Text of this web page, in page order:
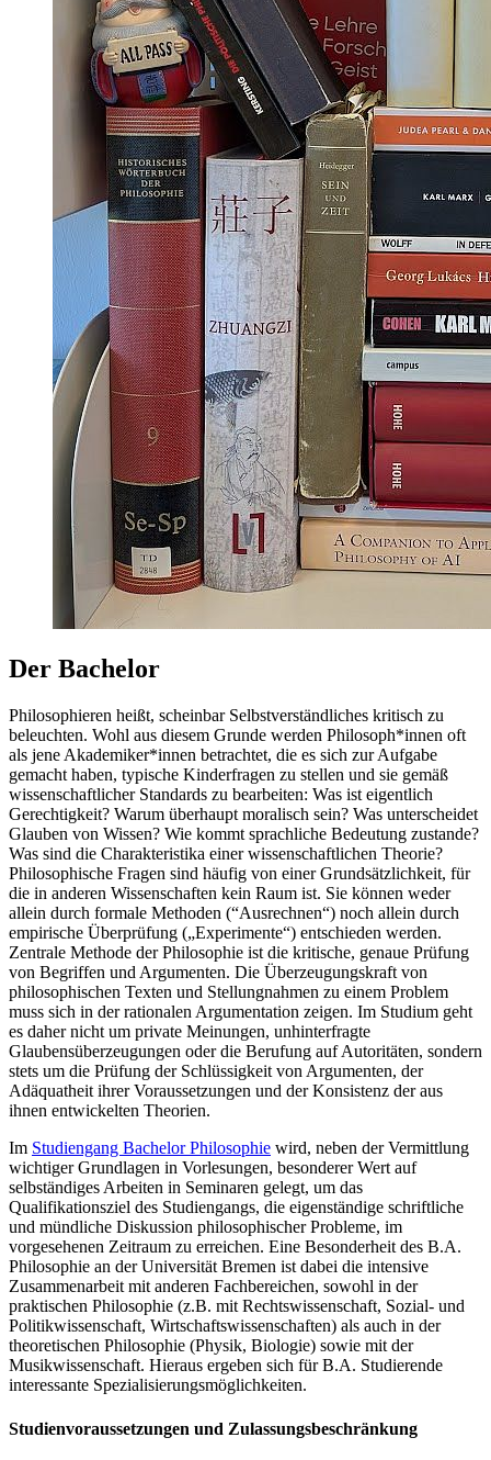
Der Bachelor
Philosophieren heißt, scheinbar Selbstverständliches kritisch zu
beleuchten. Wohl aus diesem Grunde werden Philosoph*innen oft
als jene Akademiker*innen betrachtet, die es sich zur Aufgabe
gemacht haben, typische Kinderfragen zu stellen und sie gemäß
wissenschaftlicher Standards zu bearbeiten: Was ist eigentlich
Gerechtigkeit? Warum überhaupt moralisch sein? Was unterscheidet
Glauben von Wissen? Wie kommt sprachliche Bedeutung zustande?
Was sind die Charakteristika einer wissenschaftlichen Theorie?
Philosophische Fragen sind häufig von einer Grundsätzlichkeit, für
die in anderen Wissenschaften kein Raum ist. Sie können weder
allein durch formale Methoden (“Ausrechnen“) noch allein durch
empirische Überprüfung („Experimente“) entschieden werden.
Zentrale Methode der Philosophie ist die kritische, genaue Prüfung
von Begriffen und Argumenten. Die Überzeugungskraft von
philosophischen Texten und Stellungnahmen zu einem Problem
muss sich in der rationalen Argumentation zeigen. Im Studium geht
es daher nicht um private Meinungen, unhinterfragte
Glaubensüberzeugungen oder die Berufung auf Autoritäten, sondern
stets um die Prüfung der Schlüssigkeit von Argumenten, der
Adäquatheit ihrer Voraussetzungen und der Konsistenz der aus
ihnen entwickelten Theorien.
Im Studiengang Bachelor Philosophie wird, neben der Vermittlung
wichtiger Grundlagen in Vorlesungen, besonderer Wert auf
selbständiges Arbeiten in Seminaren gelegt, um das
Qualifikationsziel des Studiengangs, die eigenständige schriftliche
und mündliche Diskussion philosophischer Probleme, im
vorgesehenen Zeitraum zu erreichen. Eine Besonderheit des B.A.
Philosophie an der Universität Bremen ist dabei die intensive
Zusammenarbeit mit anderen Fachbereichen, sowohl in der
praktischen Philosophie (z.B. mit Rechtswissenschaft, Sozial- und
Politikwissenschaft, Wirtschaftswissenschaften) als auch in der
theoretischen Philosophie (Physik, Biologie) sowie mit der
Musikwissenschaft. Hieraus ergeben sich für B.A. Studierende
interessante Spezialisierungsmöglichkeiten.
Studienvoraussetzungen und Zulassungsbeschränkung